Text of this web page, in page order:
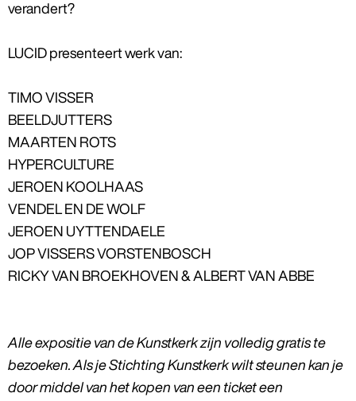
verandert?
LUCID presenteert werk van:
TIMO VISSER
BEELDJUTTERS
MAARTEN ROTS
HYPERCULTURE
JEROEN KOOLHAAS
VENDEL EN DE WOLF
JEROEN UYTTENDAELE
JOP VISSERS VORSTENBOSCH
RICKY VAN BROEKHOVEN & ALBERT VAN ABBE
Alle expositie van de Kunstkerk zijn volledig gratis te
bezoeken. Als je Stichting Kunstkerk wilt steunen kan je
door middel van het kopen van een ticket een